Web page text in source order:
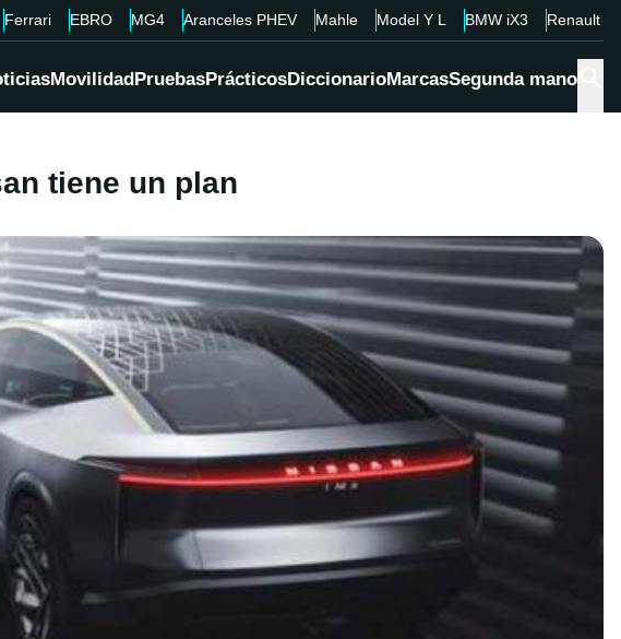
Ferrari EBRO MG4 Aranceles PHEV Mahle Model Y L BMW iX3 Renault
MovilidadPruebasPrácticosDiccionarioMarcasSegunda mano
tiene un plan